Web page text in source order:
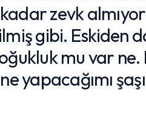
zevk
gibi. Eskiden
mu var
yapacağımı